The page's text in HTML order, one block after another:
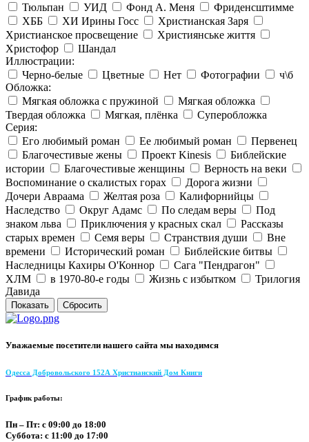
Тюльпан
УИД Фонд А. Меня
Фриденсштимме
ХББ
ХИ Ирины Госс
Христианская Заря
Христианское просвещение
Християнське життя
Христофор
Шандал
Иллюстрации:
Черно-белые
Цветные Нет Фотографии
ч\б
Обложка:
Мягкая обложка с пружиной
Мягкая обложка
Твердая обложка
Мягкая, плёнка
Суперобложка
Серия:
Его любимый роман
Ее любимый роман
Первенец
Благочестивые жены
Проект Kinesis
Библейские
истории
Благочестивые женщины
Верность на веки
Воспоминание о скалистых горах
Дорога жизни
Дочери Авраама
Желтая роза
Калифорнийцы
Наследство
Округ Адамс По следам веры
Под
знаком льва
Приключения у красных скал
Рассказы
старых времен
Семя веры Странствия души
Вне
времени
Исторический роман
Библейские битвы
Наследницы Кахиры О'Коннор
Сага "Пендрагон"
ХЛМ
в 1970-80-е годы Жизнь с избытком
Трилогия
Давида
Уважаемые посетители нашего сайта мы находимся
Одесса Добровольского 152А Христианский Дом Книги
График работы:
Пн – Пт: с 09:00 до 18:00
Суббота: с 11:00 до 17:00